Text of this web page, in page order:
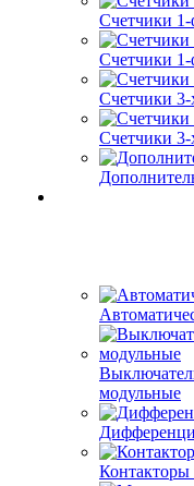
Счетчики
Счетчики
Счетчики
Счетчики
модульные